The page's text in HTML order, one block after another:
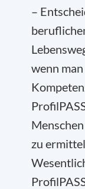
–
wenn
zu